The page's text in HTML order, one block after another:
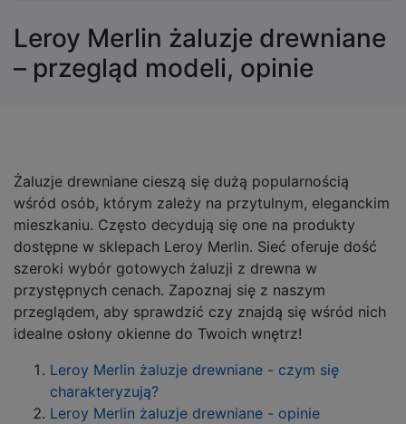
Leroy Merlin żaluzje drewniane
– przegląd modeli, opinie
Żaluzje drewniane cieszą się dużą popularnością
wśród osób, którym zależy na przytulnym, eleganckim
mieszkaniu. Często decydują się one na produkty
dostępne w sklepach Leroy Merlin. Sieć oferuje dość
szeroki wybór gotowych żaluzji z drewna w
przystępnych cenach. Zapoznaj się z naszym
przeglądem, aby sprawdzić czy znajdą się wśród nich
idealne osłony okienne do Twoich wnętrz!
Leroy Merlin żaluzje drewniane - czym się
charakteryzują?
Leroy Merlin żaluzje drewniane - opinie